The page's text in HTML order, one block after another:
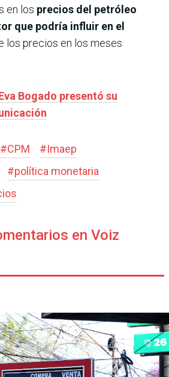
en los precios del petróleo
que podría influir en el
los precios en los meses
Bogado presentó su
#CPM #Imaep
#política monetaria
en Voiz